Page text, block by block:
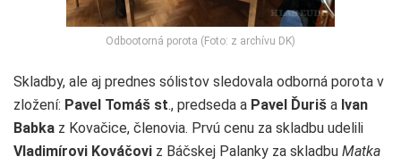
Odbootorná porota (Foto: z archívu DK)
Skladby, ale aj prednes sólistov sledovala odborná porota v
zložení: Pavel Tomáš st., predseda a Pavel Ďuriš a Ivan
Babka z Kovačice, členovia. Prvú cenu za skladbu udelili
Vladimírovi Kováčovi z Báčskej Palanky za skladbu Matka